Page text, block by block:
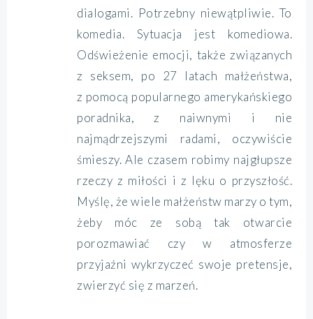
dialogami. Potrzebny niewątpliwie. To
komedia. Sytuacja jest komediowa.
Odświeżenie emocji, także związanych
z seksem, po 27 latach małżeństwa,
z pomocą popularnego amerykańskiego
poradnika, z naiwnymi i nie
najmądrzejszymi radami, oczywiście
śmieszy. Ale czasem robimy najgłupsze
rzeczy z miłości i z lęku o przyszłość.
Myślę, że wiele małżeństw marzy o tym,
żeby móc ze sobą tak otwarcie
porozmawiać czy w atmosferze
przyjaźni wykrzyczeć swoje pretensje,
zwierzyć się z marzeń.